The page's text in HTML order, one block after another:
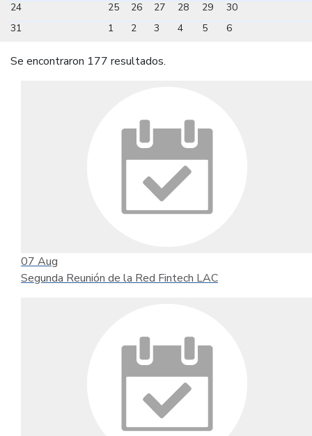
24
25 26 27 28 29
30
31
1 2 3 4 5 6
Se encontraron 177 resultados.
07 Aug
Segunda Reunión de la Red Fintech LAC